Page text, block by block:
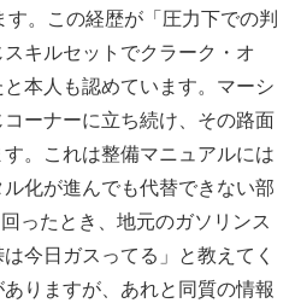
。この経歴が「圧力下での判
キルセットでクラーク・オ
本人も認めています。マーシ
ーナーに立ち続け、その路面
。これは整備マニュアルには
化が進んでも代替できない部
ったとき、地元のガソリンス
今日ガスってる」と教えてく
りますが、あれと同質の情報